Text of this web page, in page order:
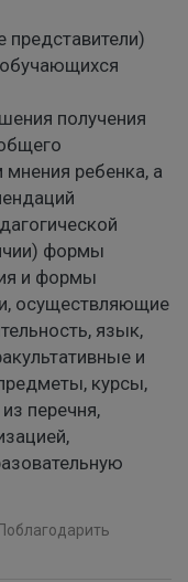
представители)
получения
ребенка, а
формы
и формы
осуществляющие
язык,
и
курсы,
перечня,
Поблагодарить